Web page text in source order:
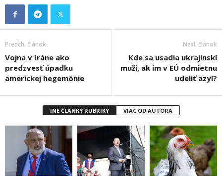
Predch. článok
Vojna v Iráne ako
predzvesť úpadku
americkej hegemónie
Nasl. článok
Kde sa usadia ukrajinskí
muži, ak im v EÚ odmietnu
udeliť azyl?
INÉ ČLÁNKY RUBRIKY VIAC OD AUTORA